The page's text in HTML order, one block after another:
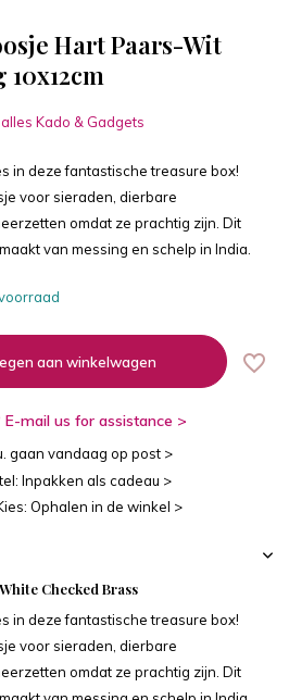
Hart Paars-Wit
Kado & Gadgets
in deze fantastische treasure box!
voor sieraden, dierbare
omdat ze prachtig zijn. Dit
van messing en schelp in India.
aan winkelwagen
E-mail us for assistance >
gaan vandaag op post >
Inpakken als cadeau >
Ophalen in de winkel >
Checked Brass
in deze fantastische treasure box!
voor sieraden, dierbare
omdat ze prachtig zijn. Dit